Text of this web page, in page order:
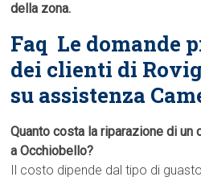
della zona.
Faq  Le domande
dei clienti di
su assistenza
Quanto costa la riparazione di un
a Occhiobello?
Il costo dipende dal tipo di